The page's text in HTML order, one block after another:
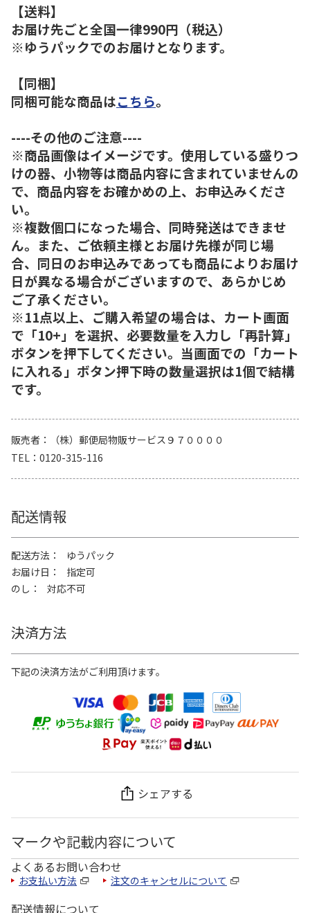
【送料】
お届け先ごと全国一律990円（税込）
※ゆうパックでのお届けとなります。
【同梱】
同梱可能な商品はこちら。
----その他のご注意----
※商品画像はイメージです。使用している盛りつ
けの器、小物等は商品内容に含まれていませんの
で、商品内容をお確かめの上、お申込みくださ
い。
※複数個口になった場合、同時発送はできませ
ん。また、ご依頼主様とお届け先様が同じ場
合、同日のお申込みであっても商品によりお届け
日が異なる場合がございますので、あらかじめ
ご了承ください。
※11点以上、ご購入希望の場合は、カート画面
で「10+」を選択、必要数量を入力し「再計算」
ボタンを押下してください。当画面での「カート
に入れる」ボタン押下時の数量選択は1個で結構
です。
販売者
（株）郵便局物販サービス９７００００
TEL
0120-315-116
配送情報
配送方法
ゆうパック
お届け日
指定可
のし
対応不可
決済方法
下記の決済方法がご利用頂けます。
シェアする
マークや記載内容について
よくあるお問い合わせ
お支払い方法 注文のキャンセルについて
配送情報について